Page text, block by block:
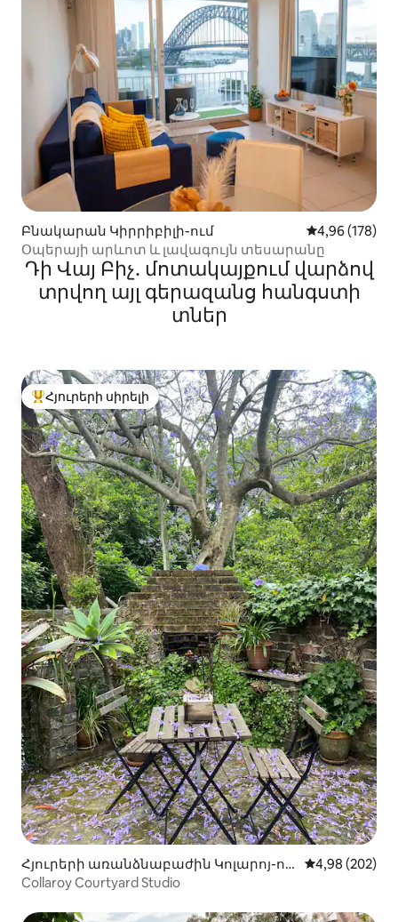
Բնակարան Կիրրիբիլի-ում Միջին
4,96 (178)
Օպերայի արևոտ և լավագույն տեսարանը
Դի Վայ Բիչ․ մոտակայքում վարձով
տրվող այլ գերազանց հանգստի
տներ
Հյուրերի սիրելի լավագույն տները
Հյուրերի սիրելի
Հյուրերի առանձնաբաժին Կոլարոյ-ու
մ
Միջին
4,98 (202)
Collaroy Courtyard Studio